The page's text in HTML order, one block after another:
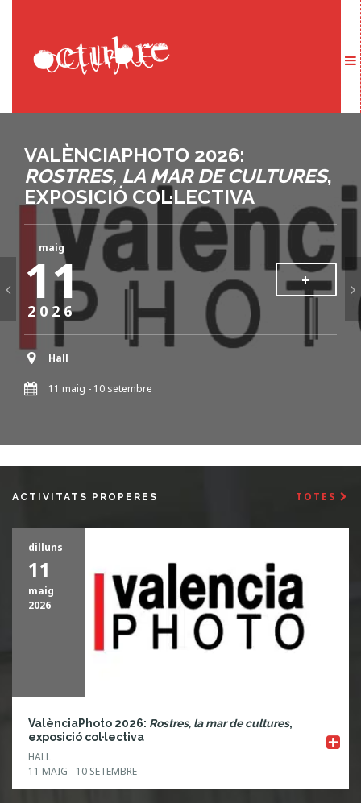
VALÈNCIAPHOTO 2026:
ROSTRES, LA MAR DE CULTURES,
EXPOSICIÓ COL·LECTIVA
maig
11
2026
+
Hall
11 maig - 10 setembre
PROJECCIÓ DEL DOCUMENTAL
AMAZOMANIA, DE NATHAN
GROSSMAN
setembre
09
2026
+
Sala d’actes
18:00
TOTES
ACTIVITATS PROPERES
dilluns
11
maig
2026
ValènciaPhoto 2026: Rostres, la mar de cultures,
exposició col·lectiva
HALL
11 MAIG - 10 SETEMBRE